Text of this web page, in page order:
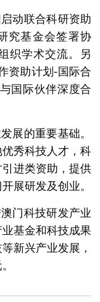
动联合科研资助
究基金会签署协
织学术交流。另
资助计划-国际合
国际伙伴深度合
展的重要基础。
秀科技人才，科
进类资助，提供
展研发及创业。
门科技研发产业
基金和科技成果
新兴产业发展，